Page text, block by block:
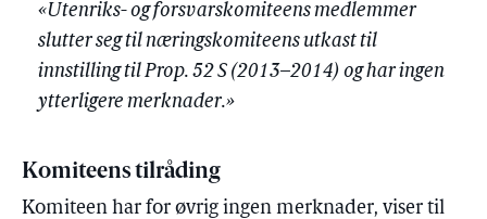
«Utenriks- og forsvarskomiteens medlemmer
slutter seg til næringskomiteens utkast til
innstilling til Prop. 52 S (2013–2014) og har ingen
ytterligere merknader.»
Komiteens tilråding
Komiteen har for øvrig ingen merknader, viser til